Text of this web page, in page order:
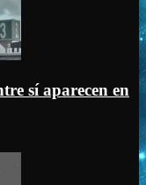
sí aparecen en